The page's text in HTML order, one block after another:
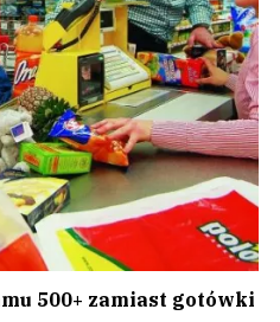
500+ zamiast gotówki